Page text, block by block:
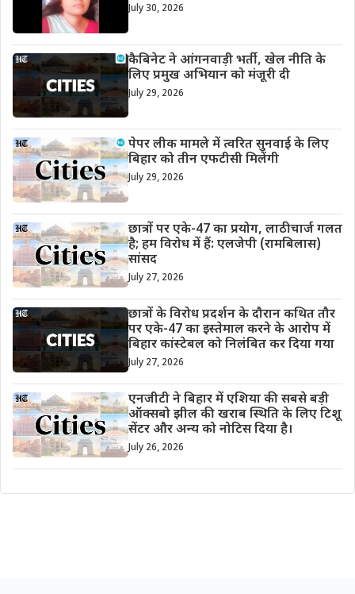
July 30, 2026
कैबिनेट ने आंगनवाड़ी भर्ती, खेल नीति के
लिए प्रमुख अभियान को मंजूरी दी
July 29, 2026
पेपर लीक मामले में त्वरित सुनवाई के लिए
बिहार को तीन एफटीसी मिलेंगी
July 29, 2026
छात्रों पर एके-47 का प्रयोग, लाठीचार्ज गलत
है; हम विरोध में हैं: एलजेपी (रामबिलास)
सांसद
July 27, 2026
छात्रों के विरोध प्रदर्शन के दौरान कथित तौर
पर एके-47 का इस्तेमाल करने के आरोप में
बिहार कांस्टेबल को निलंबित कर दिया गया
July 27, 2026
एनजीटी ने बिहार में एशिया की सबसे बड़ी
ऑक्सबो झील की खराब स्थिति के लिए टिशू
सेंटर और अन्य को नोटिस दिया है।
July 26, 2026